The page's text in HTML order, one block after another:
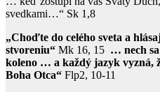
svedkami…“ Sk 1,8
„Choďte do celého sveta a
stvoreniu“ Mk 16, 15 … nech sa
koleno … a každý jazyk vyzná,
Boha Otca“ Flp2, 10-11